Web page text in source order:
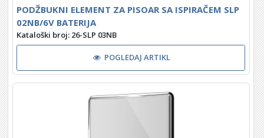
PODŽBUKNI ELEMENT ZA PISOAR SA ISPIRAČEM SLP
02NB/6V BATERIJA
Kataloški broj: 26-SLP 03NB
POGLEDAJ ARTIKL